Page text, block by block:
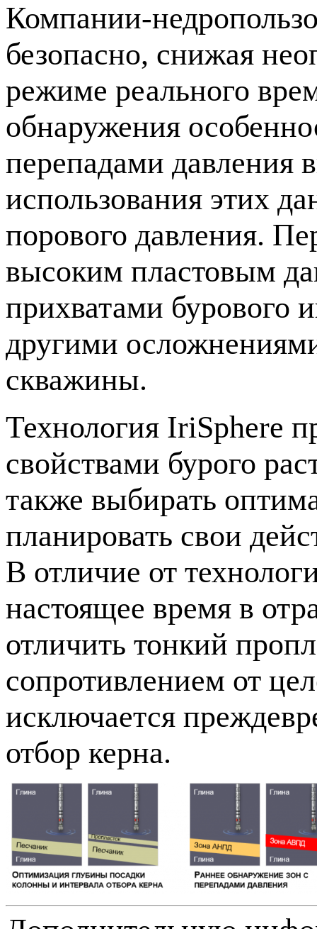
Компании-
безопасно, снижая
режиме реального
обнаружения
перепадами давления
использования этих
порового давления.
высоким пластовым
прихватами бурового
другими
скважины.
Технология IriSphere
свойствами бурого
также выбирать
планировать свои
В отличие от
настоящее время в
отличить тонкий
сопротивлением от
исключается
отбор керна.